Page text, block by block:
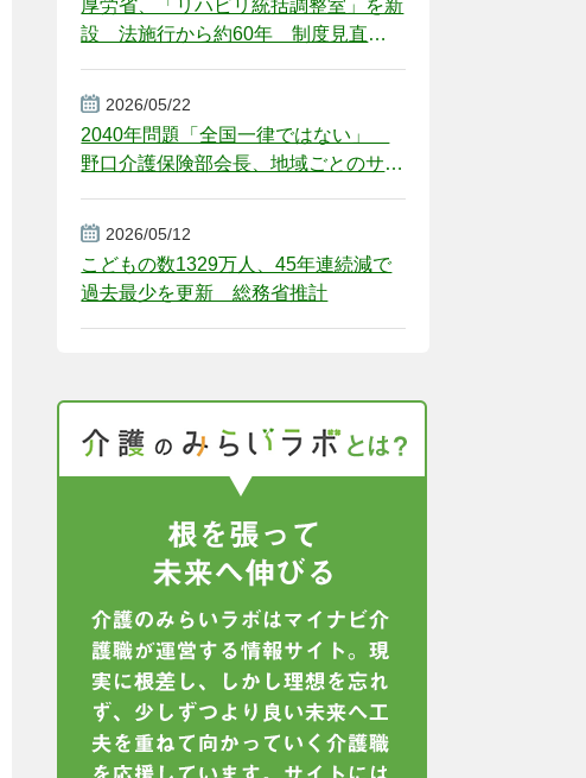
厚労省、「リハビリ統括調整室」を新
設 法施行から約60年 制度見直し
2026/05/22
2040年問題「全国一律ではない」
野口介護保険部会長、地域ごとのサー
2026/05/12
こどもの数1329万人、45年連続減で
過去最少を更新 総務省推計